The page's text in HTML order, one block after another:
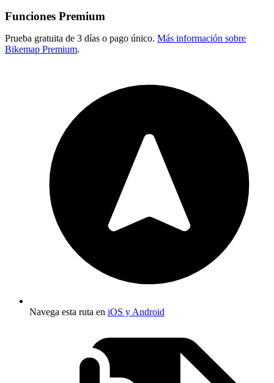
Funciones Premium
Prueba gratuita de 3 días o pago único. Más información sobre
Bikemap Premium.
Navega esta ruta en iOS y Android